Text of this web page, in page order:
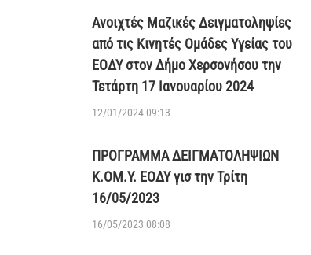
Ανοιχτές Μαζικές Δειγματοληψίες
από τις Κινητές Ομάδες Υγείας του
ΕΟΔΥ στον Δήμο Χερσονήσου την
Τετάρτη 17 Ιανουαρίου 2024
12/01/2024 09:13
ΠΡΟΓΡΑΜΜΑ ΔΕΙΓΜΑΤΟΛΗΨΙΩΝ
Κ.ΟΜ.Υ. ΕΟΔΥ γισ την Τρίτη
16/05/2023
16/05/2023 08:08